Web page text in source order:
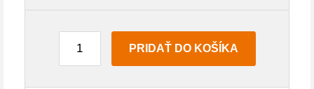
PRIDAŤ DO KOŠÍKA